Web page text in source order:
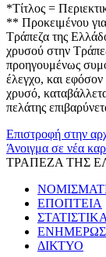
*Τίτλος =
** Προκειμένου
Τράπεζα της
χρυσού στην
προηγουμένως
έλεγχο, και εφόσον
χρυσό,
πελάτης
Επιστροφή στην
Άνοιγμα σε νέα
ΤΡΑΠΕΖΑ ΤΗΣ
ΕΠΟΠΤΕΙΑ
ΔΙΚΤΥΟ